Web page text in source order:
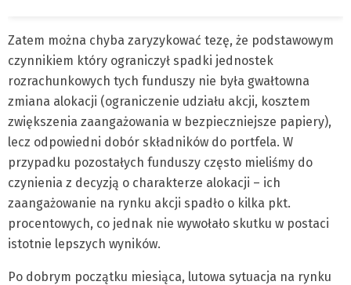
Zatem można chyba zaryzykować tezę, że podstawowym
czynnikiem który ograniczył spadki jednostek
rozrachunkowych tych funduszy nie była gwałtowna
zmiana alokacji (ograniczenie udziału akcji, kosztem
zwiększenia zaangażowania w bezpieczniejsze papiery),
lecz odpowiedni dobór składników do portfela. W
przypadku pozostałych funduszy często mieliśmy do
czynienia z decyzją o charakterze alokacji – ich
zaangażowanie na rynku akcji spadło o kilka pkt.
procentowych, co jednak nie wywołało skutku w postaci
istotnie lepszych wyników.
Po dobrym początku miesiąca, lutowa sytuacja na rynku